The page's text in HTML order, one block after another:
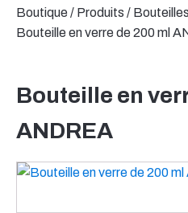
Boutique/ Produits / Bouteilles
Bouteille en verre de 200 ml
Bouteille en
ANDREA